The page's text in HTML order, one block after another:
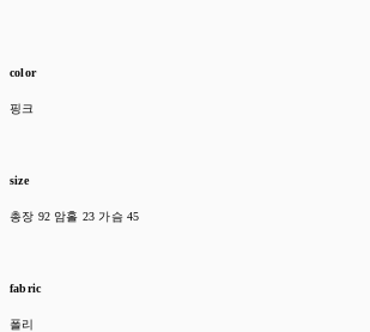
color
핑크
size
총장 92 암홀 23 가슴 45
fabric
폴리